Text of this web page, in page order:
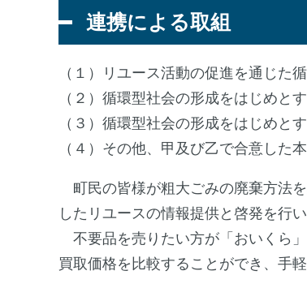
連携による取組
（１）リユース活動の促進を通じた
（２）循環型社会の形成をはじめと
（３）循環型社会の形成をはじめと
（４）その他、甲及び乙で合意した
町民の皆様が粗大ごみの廃棄方法
したリユースの情報提供と啓発を行い
不要品を売りたい方が「おいくら
買取価格を比較することができ、手